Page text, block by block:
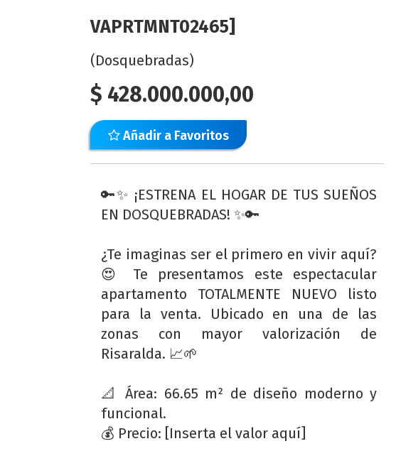
VAPRTMNT02465]
(Dosquebradas)
$ 428.000.000,00
Añadir a Favoritos
🔑✨ ¡ESTRENA EL HOGAR DE TUS SUEÑOS
EN DOSQUEBRADAS! ✨🔑
¿Te imaginas ser el primero en vivir aquí?
😍 Te presentamos este espectacular
apartamento TOTALMENTE NUEVO listo
para la venta. Ubicado en una de las
zonas con mayor valorización de
Risaralda. 📈🌱
📐 Área: 66.65 m² de diseño moderno y
funcional.
💰 Precio: [Inserta el valor aquí]